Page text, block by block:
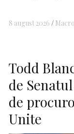
8 august 2026
Todd
de
de
Unite